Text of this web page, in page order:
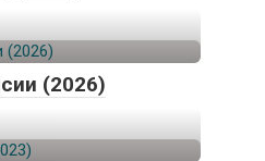
(2026)